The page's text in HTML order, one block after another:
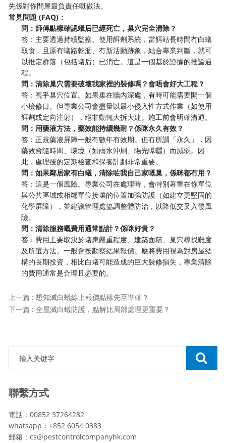
先係對你間屋最負責任嘅做法。
常見問題 (FAQ)：
問：師傅點樣確認蟻后已經死亡，巢穴完全清除？
答：主要透過持續監察。使用餌劑系統，當餌站長時間冇白蟻
取食，且原有蟻路乾涸、冇新活動跡象，結合專業判斷，就可
以推定群落（包括蟻后）已消亡。這是一個基於證據的推論過
程。
問：清除巢穴需要破壞我家裡的裝修嗎？會唔會好大工程？
答：視乎巢穴位置。如果巢在牆內深處，有時可能需要開一個
小檢修口。但專業公司會盡量以最小侵入性方式作業（如使用
餌劑或定向注射），絕非動輒大拆大建。施工前會明確溝通。
問：用藥液方法，藥效能持續幾耐？係咪永久有效？
答：正規藥液屏障一般有數年有效期。但冇所謂「永久」，因
藥效會隨時間、環境（如雨水沖刷、陽光曝曬）而減弱。因
此，處理後的定期檢查和保養計劃非常重要。
問：如果鄰居家有白蟻，清除咗我自己家嘅巢，係咪都冇用？
答：這是一個風險。專業公司在處理時，會特別著重在你單位
與公共區域或相鄰單位接壤的位置加強防護（如建立更堅固的
化學屏障），並建議管理處協調整體防治，以降低交叉入侵風
險。
問：清除服務嘅費用通常點計？係咪好貴？
答：費用主要取決於蟻患嚴重程度、建築面積、巢穴尋找難度
及所選方法。一般會按勘察結果報價。應將費用視為對房屋結
構的長期投資，相比白蟻可能造成的巨大裝修損失，專業清除
的費用通常是合理且必要的。
上一篇 : 想知滅白蟻線上報價點樣先至準確？
下一篇 : 全屋滅白蟻防護，點解比局部處理更重要？
聯繫方式
電話：00852 37264282
whatsapp：+852 6054 0383
郵箱：cs@pestcontrolcompanyhk.com